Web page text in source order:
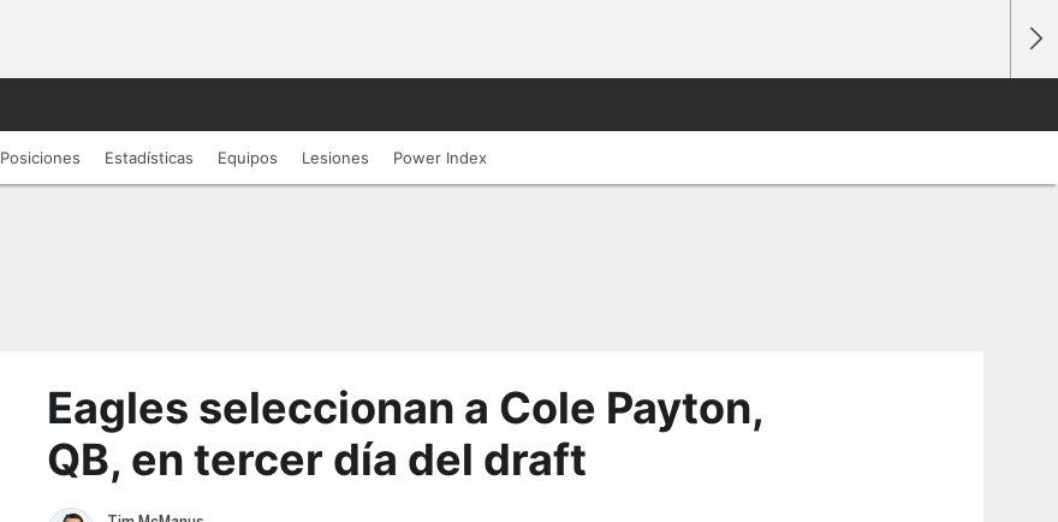
Posiciones Estadísticas Equipos Lesiones Power Index
Eagles seleccionan a Cole Payton,
QB, en tercer día del draft